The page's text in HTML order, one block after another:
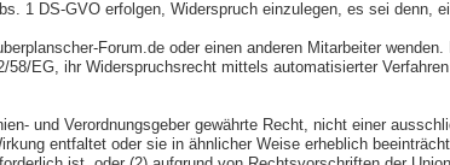
DS-GVO erfolgen, Widerspruch einzulegen, es sei denn,
Forum.de oder einen anderen Mitarbeiter
EG, ihr Widerspruchsrecht mittels automatisierter
und Verordnungsgeber gewährte Recht, nicht einer
entfaltet oder sie in ähnlicher Weise erheblich